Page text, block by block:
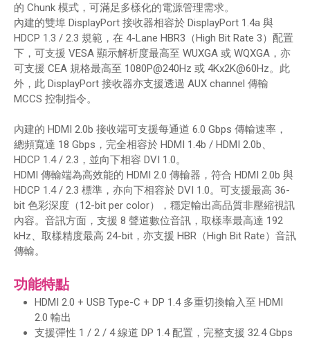
的 Chunk 模式，可滿足多樣化的電源管理需求。
內建的雙埠 DisplayPort 接收器相容於 DisplayPort 1.4a 與
HDCP 1.3 / 2.3 規範，在 4-Lane HBR3（High Bit Rate 3）配置
下，可支援 VESA 顯示解析度最高至 WUXGA 或 WQXGA，亦
可支援 CEA 規格最高至 1080P@240Hz 或 4Kx2K@60Hz。此
外，此 DisplayPort 接收器亦支援透過 AUX channel 傳輸
MCCS 控制指令。
內建的 HDMI 2.0b 接收端可支援每通道 6.0 Gbps 傳輸速率，
總頻寬達 18 Gbps，完全相容於 HDMI 1.4b / HDMI 2.0b、
HDCP 1.4 / 2.3，並向下相容 DVI 1.0。
HDMI 傳輸端為高效能的 HDMI 2.0 傳輸器，符合 HDMI 2.0b 與
HDCP 1.4 / 2.3 標準，亦向下相容於 DVI 1.0。可支援最高 36-
bit 色彩深度（12-bit per color），穩定輸出高品質非壓縮視訊
內容。音訊方面，支援 8 聲道數位音訊，取樣率最高達 192
kHz、取樣精度最高 24-bit，亦支援 HBR（High Bit Rate）音訊
傳輸。
功能特點
HDMI 2.0 + USB Type-C + DP 1.4 多重切換輸入至 HDMI
2.0 輸出
支援彈性 1 / 2 / 4 線道 DP 1.4 配置，完整支援 32.4 Gbps